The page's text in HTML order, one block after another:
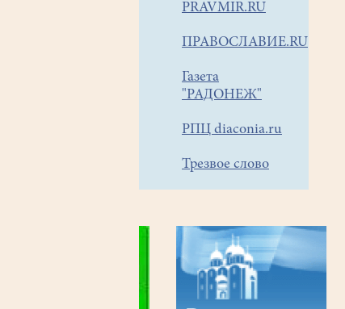
PRAVMIR.RU
ПРАВОСЛАВИЕ.RU
Газета
"РАДОНЕЖ"
РПЦ diaconia.ru
Трезвое слово